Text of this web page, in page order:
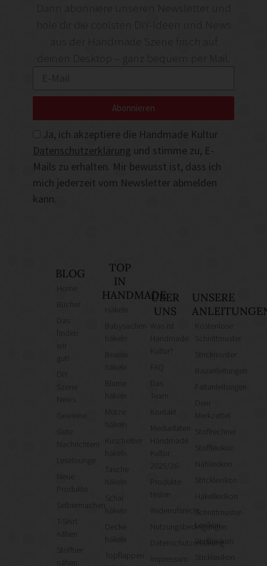
deinen Desktop – ganz bequem per Mail.
Ja, ich akzeptiere die Handmade Kultur
Datenschutzerklärung und stimme zu, E-
Mails zu erhalten. Mir bewusst ist, dass ich
mich jederzeit vom Newsletter abmelden
kann.
Abonnieren
BLOG
finden
gut!
News
Gute
Nachrichten!
Leselounge
Neue
Produkte
Selbermachen
T-Shirt
Stofftier
TOP
IN
HANDMADE
häkeln
häkeln
Mütze
häkeln
Kuscheltier
häkeln
Tasche
häkeln
häkeln
Topflappen
ÜBER
UNS
Was ist
Kultur?
Team
Kontakt
Mediadaten
Kultur
Produkte
testen
Widerrufsrecht
Nutzungsbedingungen
Datenschutzerklärung
UNSERE
Kostenlose
Schnittmuster
Strickmuster
Bauanleitungen
Faltanleitungen
Merkzettel
Stoffrechner
Stofflexikon
Nählexikon
Stricklexikon
Häkellexikon
Schnittmuster-
Lexikon
Wolllexikon
Sticklexikon